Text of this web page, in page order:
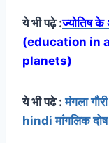
ये भी पढ़े :ज्योतिष के
(education in
planets)
ये भी पढे :मंगला
hindi मांगलिक